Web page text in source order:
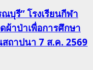
บุรี” โรงเรียนกีฬา
ผ้าป่าเพื่อการศึกษา
ถาปนา 7 ส.ค. 2569